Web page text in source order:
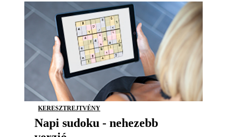
KERESZTREJTVÉNY
Napi sudoku - nehezebb